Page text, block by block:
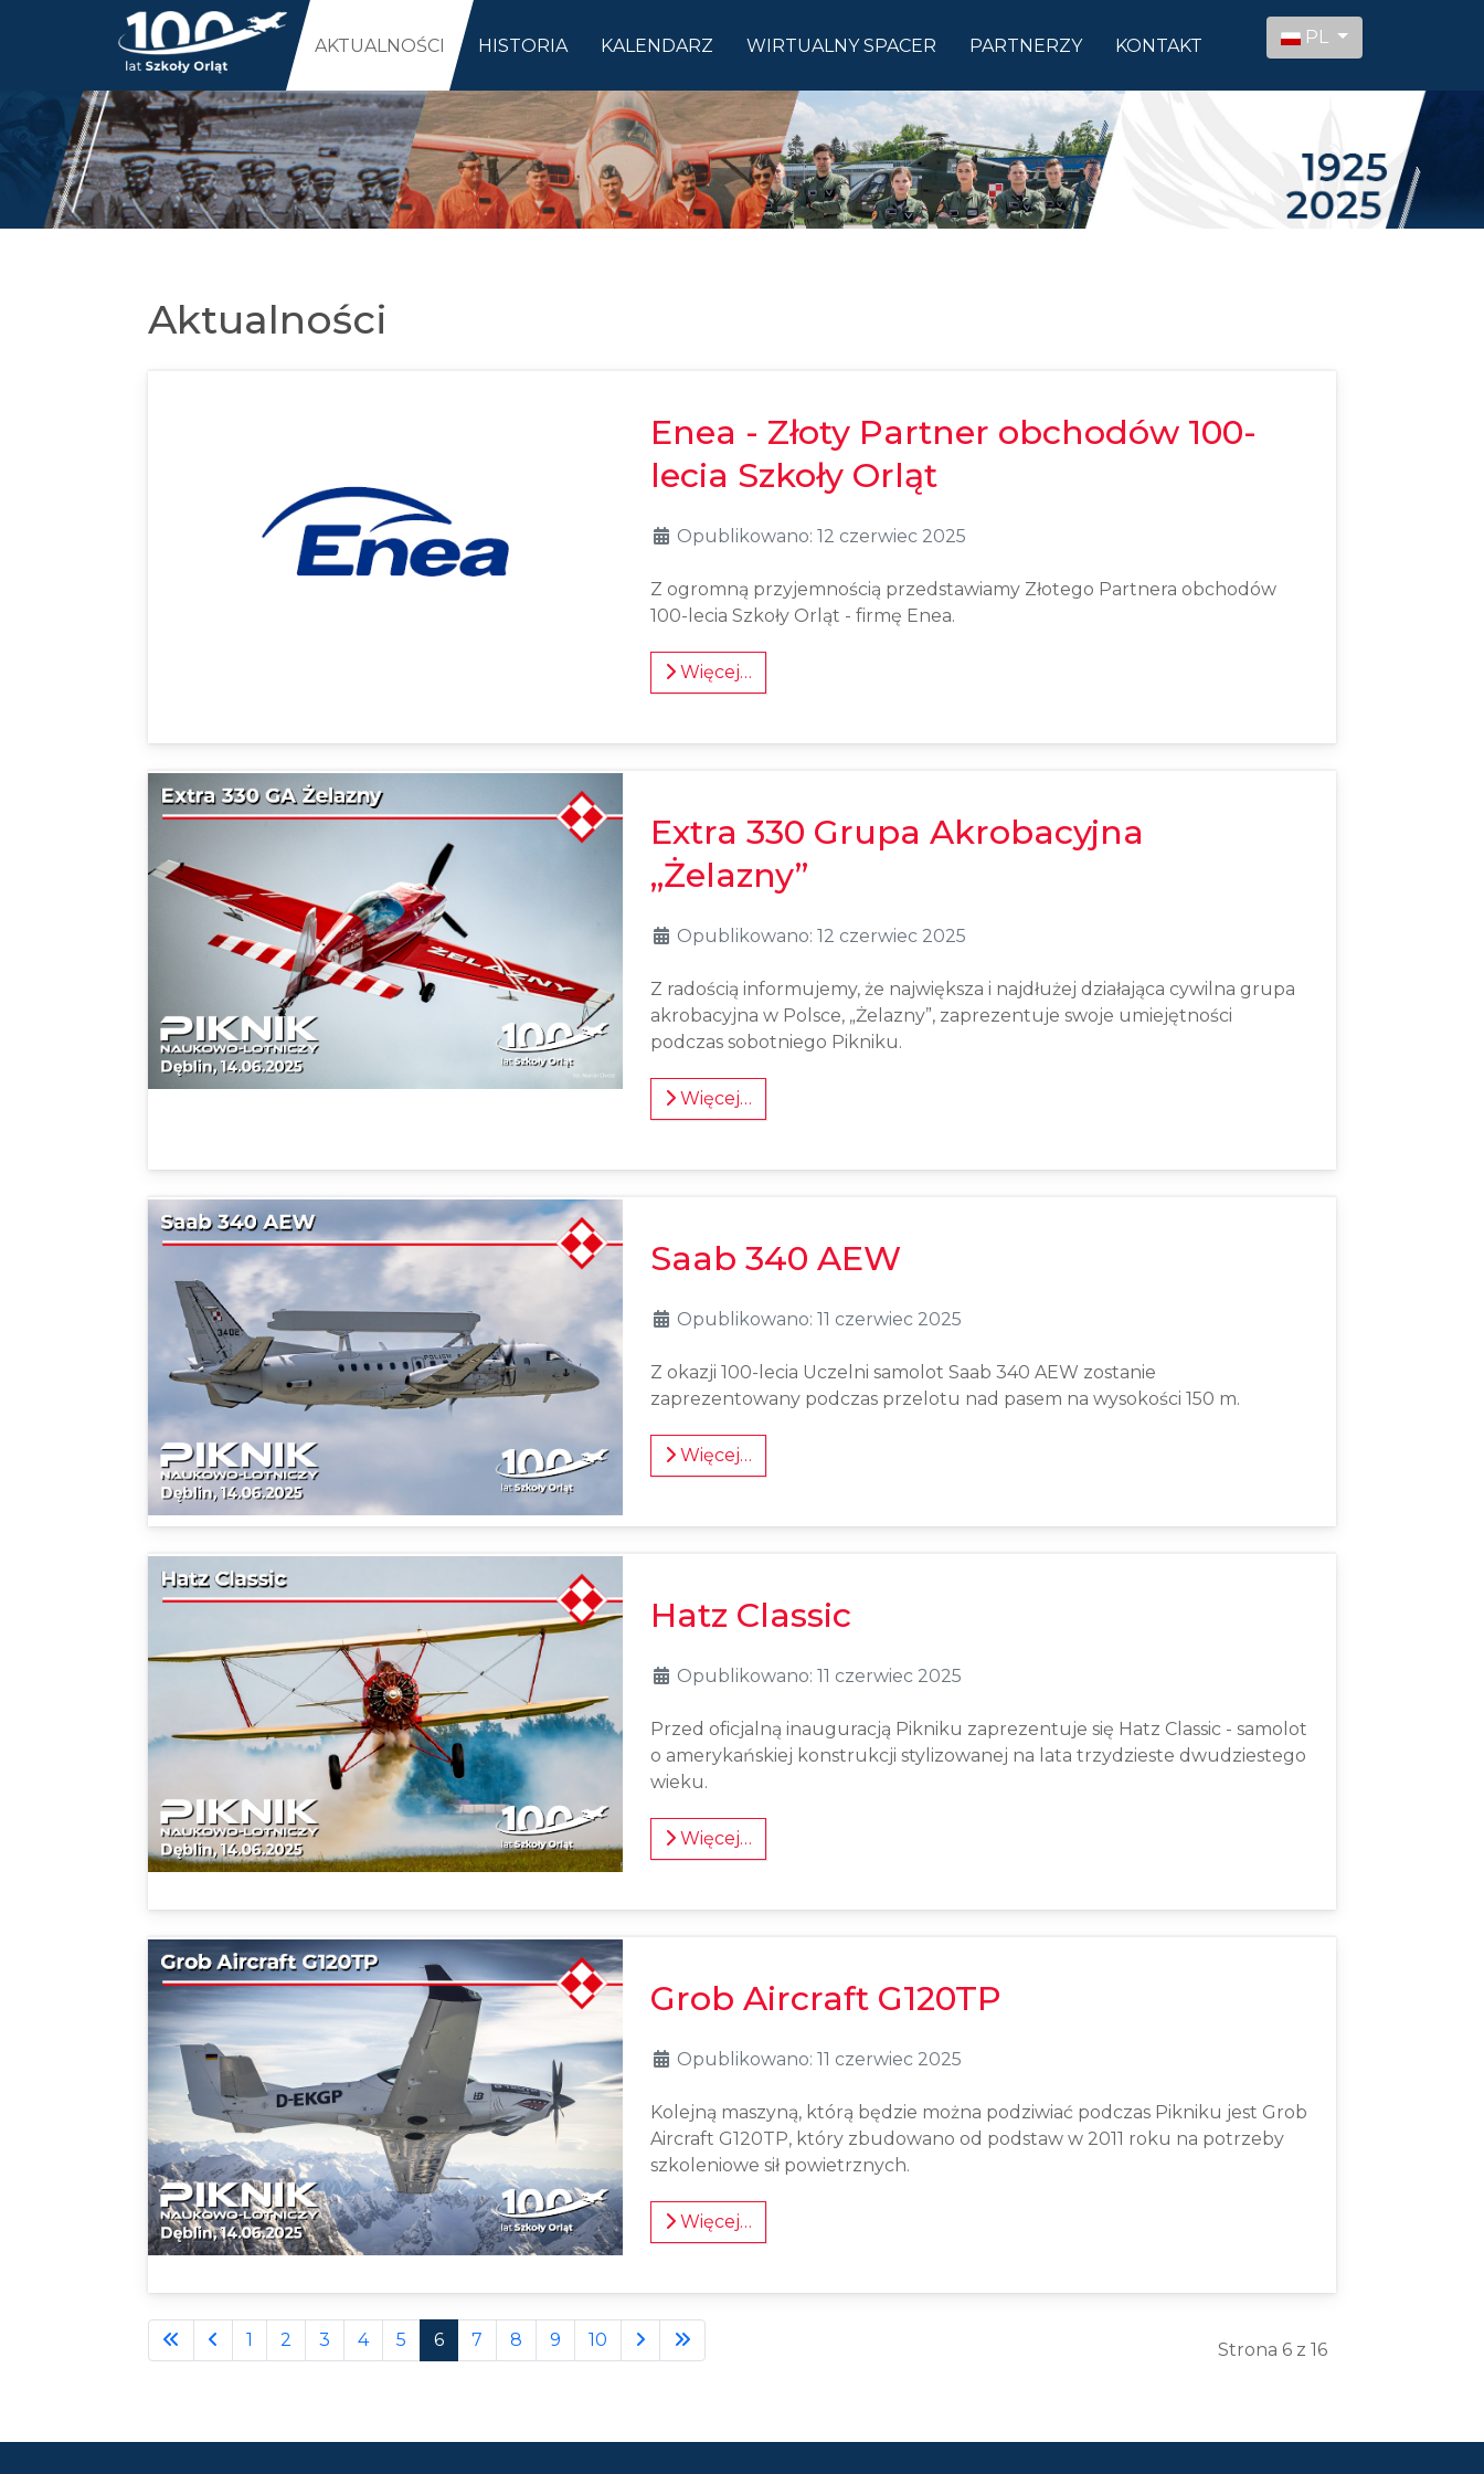
AKTUALNOŚCI HISTORIA KALENDARZ WIRTUALNY SPACER PARTNERZY KONTAKT
Wybierz swój język
PL
Aktualności
Enea - Złoty Partner obchodów 100-
lecia Szkoły Orląt
Opublikowano: 12 czerwiec 2025
Z ogromną przyjemnością przedstawiamy Złotego Partnera obchodów
100-lecia Szkoły Orląt - firmę Enea.
Więcej…
Extra 330 Grupa Akrobacyjna
„Żelazny”
Opublikowano: 12 czerwiec 2025
Z radością informujemy, że największa i najdłużej działająca cywilna grupa
akrobacyjna w Polsce, „Żelazny”, zaprezentuje swoje umiejętności
podczas sobotniego Pikniku.
Więcej…
Saab 340 AEW
Opublikowano: 11 czerwiec 2025
Z okazji 100-lecia Uczelni samolot Saab 340 AEW zostanie
zaprezentowany podczas przelotu nad pasem na wysokości 150 m.
Więcej…
Hatz Classic
Opublikowano: 11 czerwiec 2025
Przed oficjalną inauguracją Pikniku zaprezentuje się Hatz Classic - samolot
o amerykańskiej konstrukcji stylizowanej na lata trzydzieste dwudziestego
wieku.
Więcej…
Grob Aircraft G120TP
Opublikowano: 11 czerwiec 2025
Kolejną maszyną, którą będzie można podziwiać podczas Pikniku jest Grob
Aircraft G120TP, który zbudowano od podstaw w 2011 roku na potrzeby
szkoleniowe sił powietrznych.
Więcej…
Strona 6 z 16
1 2 3 4 5 6 7 8 9 10